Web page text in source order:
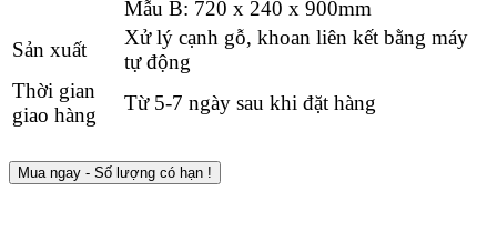
Mẫu B: 720 x 240 x 900mm
Sản xuất
Xử lý cạnh gỗ, khoan liên kết bằng máy
tự động
Thời gian
giao hàng
Từ 5-7 ngày sau khi đặt hàng
Mua ngay - Số lượng có hạn !